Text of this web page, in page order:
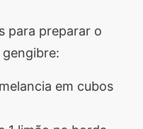
para preparar o
em cubos